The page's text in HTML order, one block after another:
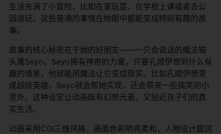
生活充满了小冒险，比如在家玩耍、在学校上课或者去公
园游玩，这些普通的事情在她眼中都能变成特别有趣的故
事。
故事的核心秘密在于她的好朋友——一只会说话的魔法猫
头鹰Seyo。Seyo拥有神奇的力量，只要孔顺伊想到什么有
趣的情景，他就能用魔法让它变成现实。比如孔顺伊想变
成超级英雄，Seyo就会帮她实现，还会带来一些搞笑的小
意外。这种设定让动画既有幻想元素，又贴近孩子们的真
实生活。
动画采用CGI三维风格，画面色彩明亮柔和，人物设计圆润